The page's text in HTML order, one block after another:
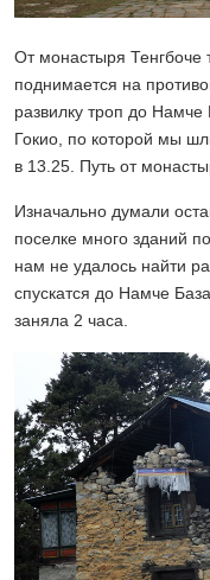
От монастыря Тенгбоче
поднимается на
развилку троп до
Гокио, по которой мы
в 13.25. Путь от
Изначально думали
поселке много зданий
нам не удалось найти
спускатся до Намче
заняла 2 часа.